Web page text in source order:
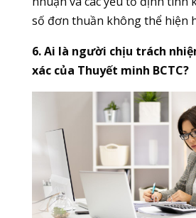
số đơn thuần không thể hiện
6. Ai là người chịu trách
xác của Thuyết minh BCTC?